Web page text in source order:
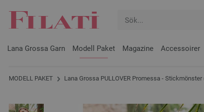
Lana Grossa Garn Modell Paket Magazine Accessoirer
MODELL PAKET Lana Grossa PULLOVER Promessa - Stickmönster